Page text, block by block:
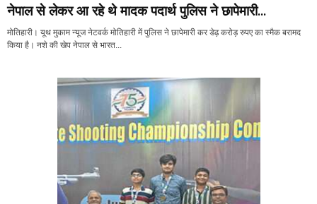
नेपाल से लेकर आ रहे थे मादक पदार्थ पुलिस ने छापेमारी...
मोतिहारी। यूथ मुकाम न्यूज नेटवर्क मोतिहारी में पुलिस ने छापेमारी कर डेढ़ करोड़ रुपए का स्मैक बरामद
किया है। नशे की खेप नेपाल से भारत...